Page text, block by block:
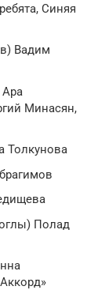
Синяя
Вадим
Минасян,
Толкунова
Полад